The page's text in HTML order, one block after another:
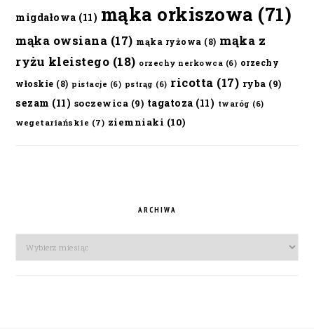
migdałowa (11) mąka orkiszowa (71)
mąka owsiana (17) mąka ryżowa (8) mąka z
ryżu kleistego (18) orzechy nerkowca (6) orzechy
włoskie (8) pistacje (6) pstrąg (6) ricotta (17) ryba (9)
sezam (11) soczewica (9) tagatoza (11) twaróg (6)
wegetariańskie (7) ziemniaki (10)
ARCHIWA
Archiwa